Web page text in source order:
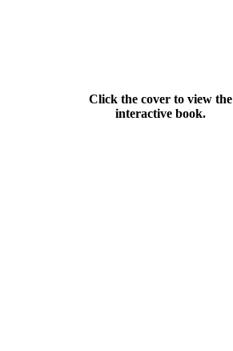
Click the cover to view the
interactive book.